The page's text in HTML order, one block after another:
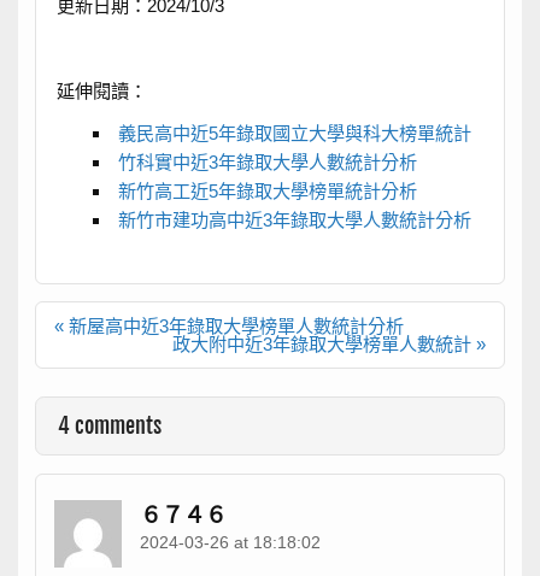
更新日期：2024/10/3
延伸閱讀：
義民高中近5年錄取國立大學與科大榜單統計
竹科實中近3年錄取大學人數統計分析
新竹高工近5年錄取大學榜單統計分析
新竹市建功高中近3年錄取大學人數統計分析
文
« 新屋高中近3年錄取大學榜單人數統計分析
政大附中近3年錄取大學榜單人數統計 »
4 comments
６７４６
2024-03-26 at 18:18:02